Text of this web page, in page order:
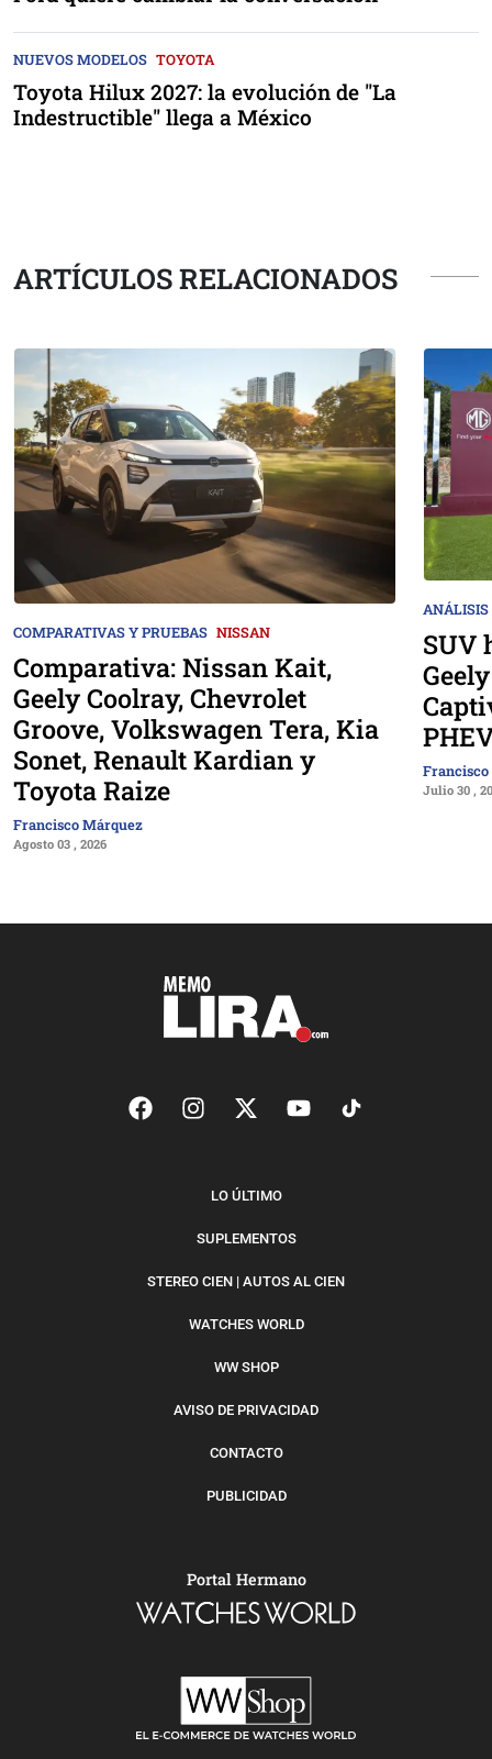
NUEVOS MODELOS TOYOTA
Toyota Hilux 2027: la evolución de "La
Indestructible" llega a México
ARTÍCULOS RELACIONADOS
COMPARATIVAS Y PRUEBAS NISSAN
Comparativa: Nissan Kait,
Geely Coolray, Chevrolet
Groove, Volkswagen Tera, Kia
Sonet, Renault Kardian y
Toyota Raize
Francisco Márquez
Agosto 03 , 2026
ANÁLISIS
SUV
Julio 30 ,
LO ÚLTIMO
SUPLEMENTOS
STEREO CIEN | AUTOS AL CIEN
WATCHES WORLD
WW SHOP
AVISO DE PRIVACIDAD
CONTACTO
PUBLICIDAD
Portal Hermano